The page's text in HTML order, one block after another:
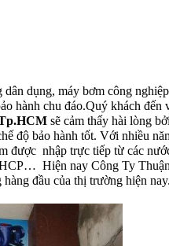
dân dụng, máy bơm công
hành chu đáo.Quý khách đến
sẽ cảm thấy hài lòng
độ bảo hành tốt. Với nhiều
được nhập trực tiếp từ các
HCP… Hiện nay Công Ty
đầu của thị trường hiện nay.